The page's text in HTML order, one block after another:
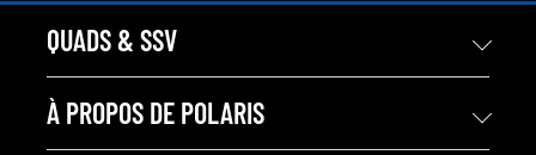
QUADS & SSV
À PROPOS DE POLARIS